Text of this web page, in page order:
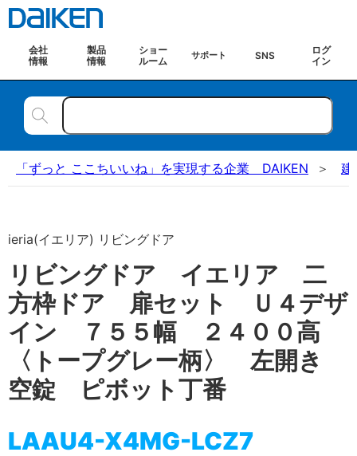
会社
情報
製品
情報
ショー
ルーム
サポート SNS
ログ
イン
「ずっと ここちいいね」を実現する企業 DAIKEN 建
ieria(イエリア) リビングドア
リビングドア イエリア 二
方枠ドア 扉セット Ｕ４デザ
イン ７５５幅 ２４００高
〈トープグレー柄〉 左開き
空錠 ピボット丁番
LAAU4-X4MG-LCZ7